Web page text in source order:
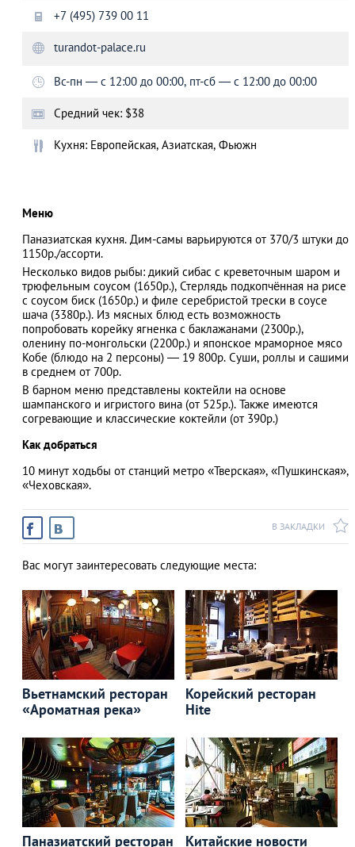
+7 (495) 739 00 11
turandot-palace.ru
Вс-пн — с 12:00 до 00:00, пт-сб — с 12:00 до 00:00
Средний чек: $38
Кухня: Европейская, Азиатская, Фьюжн
Меню
Паназиатская кухня. Дим-самы варьируются от 370/3 штуки до
1150р./ассорти.
Несколько видов рыбы: дикий сибас с креветочным шаром и
трюфельным соусом (1650р.), Стерлядь подкопчённая на рисе
с соусом биск (1650р.) и филе серебристой трески в соусе
шача (3380р.). Из мясных блюд есть возможность
попробовать корейку ягненка с баклажанами (2300р.),
оленину по-монгольски (2200р.) и японское мраморное мясо
Кобе (блюдо на 2 персоны) — 19 800р. Суши, роллы и сашими
в среднем от 700р.
В барном меню представлены коктейли на основе
шампанского и игристого вина (от 525р.). Также имеются
согревающие и классические коктейли (от 390р.)
Как добраться
10 минут ходьбы от станций метро «Тверская», «Пушкинская»,
«Чеховская».
В ЗАКЛАДКИ
Вас могут заинтересовать следующие места:
Вьетнамский ресторан
«Ароматная река»
Корейский ресторан
Hite
Паназиатский ресторан Китайские новости